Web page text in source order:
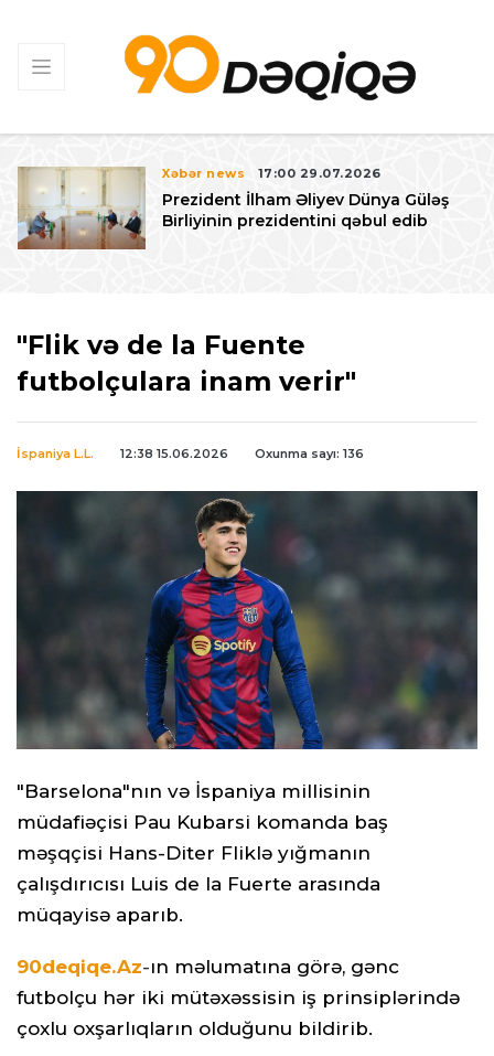
Xəbər news 17:00 29.07.2026
Prezident İlham Əliyev Dünya Güləş
Birliyinin prezidentini qəbul edib
"Flik və de la Fuente
futbolçulara inam verir"
İspaniya L.L. 12:38 15.06.2026 Oxunma sayı: 136
"Barselona"nın və İspaniya millisinin
müdafiəçisi Pau Kubarsi komanda baş
məşqçisi Hans-Diter Fliklə yığmanın
çalışdırıcısı Luis de la Fuerte arasında
müqayisə aparıb.
90deqiqe.Az-ın məlumatına görə, gənc
futbolçu hər iki mütəxəssisin iş prinsiplərində
çoxlu oxşarlıqların olduğunu bildirib.